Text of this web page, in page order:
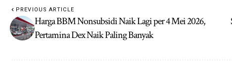
PREVIOUS ARTICLE
Harga BBM Nonsubsidi Naik Lagi per 4 Mei 2026,
Pertamina Dex Naik Paling Banyak